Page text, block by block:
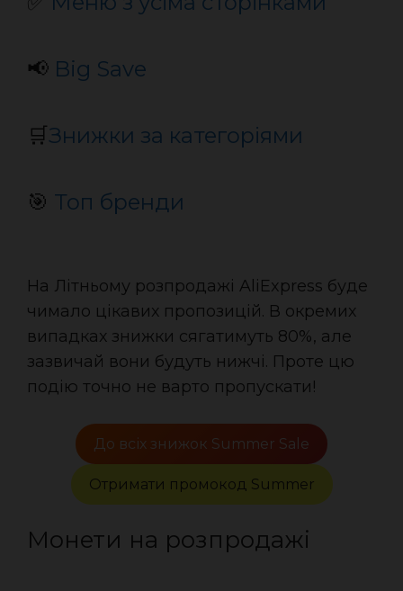
📢 Big Save
🛒Знижки за категоріями
🎯 Топ бренди
На Літньому розпродажі AliExpress буде
чимало цікавих пропозицій. В окремих
випадках знижки сягатимуть 80%, але
зазвичай вони будуть нижчі. Проте цю
подію точно не варто пропускати!
До всіх знижок Summer Sale
Отримати промокод Summer
Монети на розпродажі